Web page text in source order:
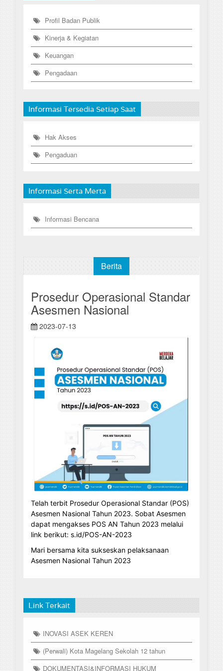
Profil Badan Publik
Kinerja & Kegiatan
Keuangan
Pengadaan
Informasi Tersedia Setiap Saat
Hak Akses
Pengaduan
Informasi Serta Merta
Informasi Bencana
Berita
Prosedur Operasional Standar
Asesmen Nasional
2023-07-13
Telah terbit Prosedur Operasional Standar (POS)
Asesmen Nasional Tahun 2023. Sobat Asesmen
dapat mengakses POS AN Tahun 2023 melalui
link berikut: s.id/POS-AN-2023
Mari bersama kita sukseskan pelaksanaan
Asesmen Nasional Tahun 2023
Link Terkait
INOVASI ASEK KEREN
(Perwali) Kota Magelang Sekolah 12 tahun
DOKUMENTASI&INFORMASI HUKUM